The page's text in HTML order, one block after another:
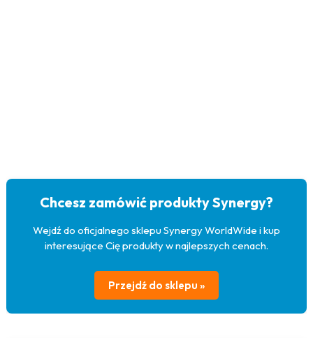
Chcesz zamówić produkty Synergy?
Wejdź do oficjalnego sklepu Synergy WorldWide i kup
interesujące Cię produkty w najlepszych cenach.
Przejdź do sklepu »